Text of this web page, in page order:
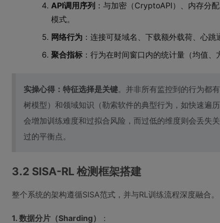
API调用序列 ：与加密（CryptoAPI）、内存分
模式。
网络行为 ：连接可疑域名、下载额外载荷、心跳
聚合指标 ：行为在时间窗口内的统计量（均值、
实操心得：特征选择是关键。并非所有监控到的行为都
树模型）和领域知识（勒索软件的典型行为，如快速遍
会增加训练难度和过拟合风险，而过低的维度则会丢失
过的平衡点。
3.2 SISA-RL 检测框架搭建
整个系统的架构遵循SISA范式，并与RL训练流程深度融合。
1. 数据分片（Sharding） ：